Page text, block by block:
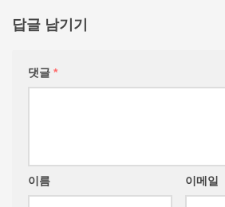
답글 남기기
댓글 *
이름 이메일